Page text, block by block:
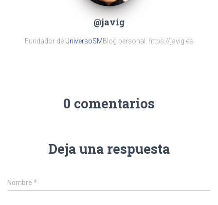
@javig
Fundador de UniversoSMBlog personal: https://javig.es
0 comentarios
Deja una respuesta
Nombre *